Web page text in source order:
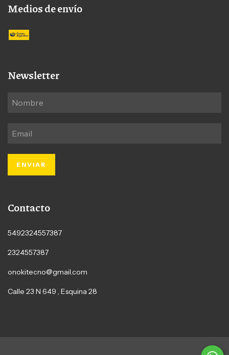
Medios de envío
Newsletter
Contacto
5492324557387
2324557387
onokitecno@gmail.com
Calle 23 N 649 , Esquina 28